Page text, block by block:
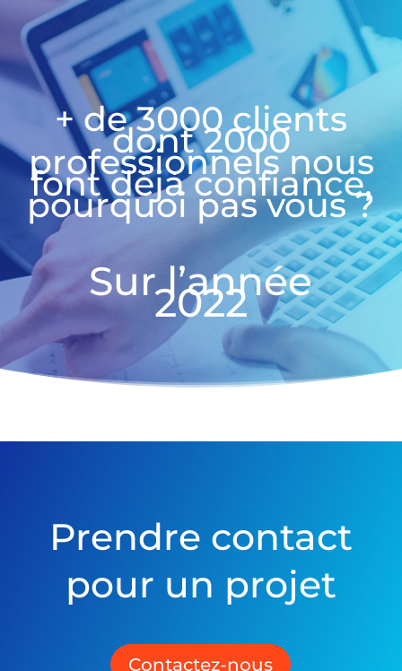
+ de 3000 clients
dont 2000
professionnels nous
font déjà confiance,
pourquoi pas vous ?
Sur l’année
2022
Prendre contact
pour un projet
Contactez-nous